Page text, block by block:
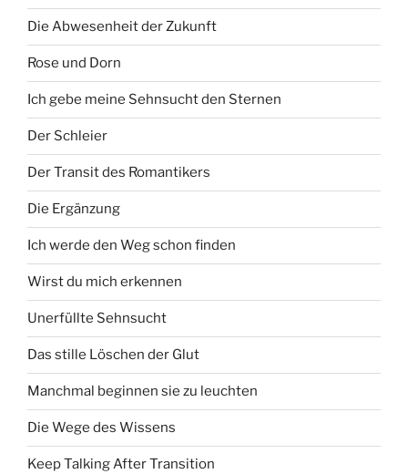
Die Abwesenheit der Zukunft
Rose und Dorn
Ich gebe meine Sehnsucht den Sternen
Der Schleier
Der Transit des Romantikers
Die Ergänzung
Ich werde den Weg schon finden
Wirst du mich erkennen
Unerfüllte Sehnsucht
Das stille Löschen der Glut
Manchmal beginnen sie zu leuchten
Die Wege des Wissens
Keep Talking After Transition